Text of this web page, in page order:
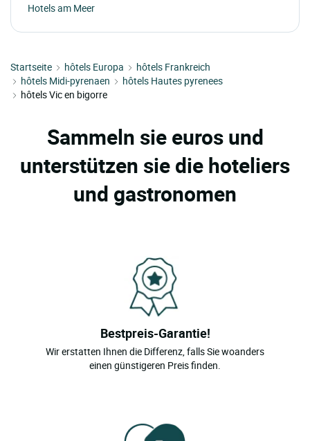
Hotels am Meer
Startseite hôtels Europa
hôtels Frankreich
hôtels Midi-pyrenaen
hôtels Hautes pyrenees
hôtels Vic en bigorre
Sammeln sie euros und
unterstützen sie die hoteliers
und gastronomen
Bestpreis-Garantie!
Wir erstatten Ihnen die Differenz, falls Sie woanders
einen günstigeren Preis finden.